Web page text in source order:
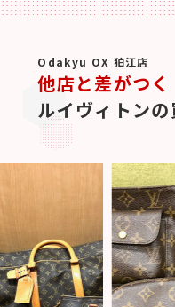
Odakyu OX 狛江店
他店と差がつく
ルイヴィトン